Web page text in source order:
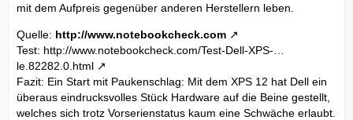
mit dem Aufpreis gegenüber anderen Herstellern leben.
Quelle: http://www.notebookcheck.com
Test: http://www.notebookcheck.com/Test-Dell-XPS-…
le.82282.0.html
Fazit: Ein Start mit Paukenschlag: Mit dem XPS 12 hat Dell ein
überaus eindrucksvolles Stück Hardware auf die Beine gestellt,
welches sich trotz Vorserienstatus kaum eine Schwäche erlaubt.